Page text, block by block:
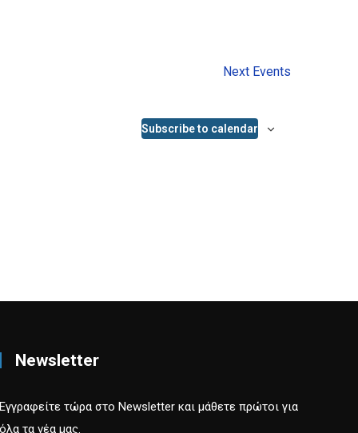
Next Events
Subscribe to calendar
Newsletter
Εγγραφείτε τώρα στο Newsletter και μάθετε πρώτοι για
όλα τα νέα μας.